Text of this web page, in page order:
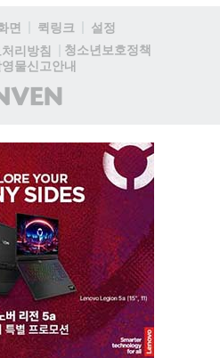
면 퀵링크
설정
리방침
청소년보호정책
물신고안내
(주)
인